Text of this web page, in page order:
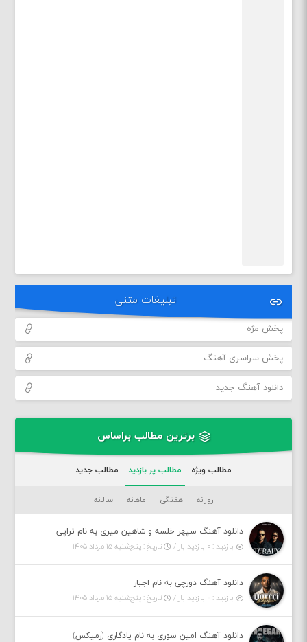
تبلیغات متنی
پخش مژه
پخش سراسری آهنگ
دانلود آهنگ جدید
برترین مطالب براساس
مطالب ویژه مطالب پر بازدید مطالب جدید
روزانه هفتگی ماهانه سالانه
دانلود آهنگ سپهر خلسه و شاهین میری به نام تراپی
بازدید : ۰ بازدید بار /
تاریخ : پنج‌شنبه ۱۵ مرداد ۱۴۰۵
دانلود آهنگ دورچی به نام اجبار
بازدید : ۰ بازدید بار /
تاریخ : پنج‌شنبه ۱۵ مرداد ۱۴۰۵
دانلود آهنگ امین سوری به نام یادگاری (رمیکس)